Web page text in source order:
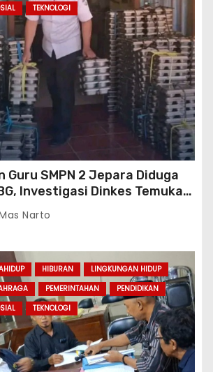
TEKNOLOGI
Guru SMPN 2 Jepara Diduga
Investigasi Dinkes Temukan
di Dapur SPPG
Narto
HIBURAN
LINGKUNGAN HIDUP
PEMERINTAHAN
PENDIDIKAN
TEKNOLOGI